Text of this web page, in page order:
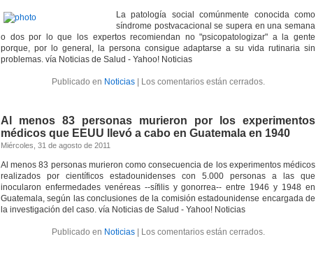
La patología social comúnmente conocida como
síndrome postvacacional se supera en una semana
o dos por lo que los expertos recomiendan no "psicopatologizar" a la gente
porque, por lo general, la persona consigue adaptarse a su vida rutinaria sin
problemas. vía Noticias de Salud - Yahoo! Noticias
Publicado en Noticias| Los comentarios están cerrados.
Al menos 83 personas murieron por los experimentos
médicos que EEUU llevó a cabo en Guatemala en 1940
Miércoles, 31 de agosto de 2011
Al menos 83 personas murieron como consecuencia de los experimentos médicos
realizados por científicos estadounidenses con 5.000 personas a las que
inocularon enfermedades venéreas --sífilis y gonorrea-- entre 1946 y 1948 en
Guatemala, según las conclusiones de la comisión estadounidense encargada de
la investigación del caso. vía Noticias de Salud - Yahoo! Noticias
Publicado en Noticias| Los comentarios están cerrados.